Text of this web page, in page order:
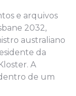
e arquivos
2032,
australiano
da
A
de um